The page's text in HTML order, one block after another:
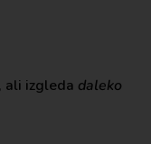
ali izgleda daleko